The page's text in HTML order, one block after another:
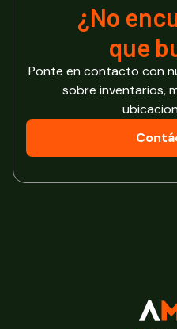
¿No
que
Ponte en contacto con
sobre inventarios,